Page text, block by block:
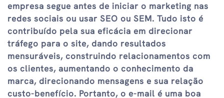
empresa segue antes de iniciar o marketing nas
redes sociais ou usar SEO ou SEM. Tudo isto é
contribuído pela sua eficácia em direcionar
tráfego para o site, dando resultados
mensuráveis, construindo relacionamentos com
os clientes, aumentando o conhecimento da
marca, direcionando mensagens e sua relação
custo-benefício. Portanto, o e-mail é uma boa